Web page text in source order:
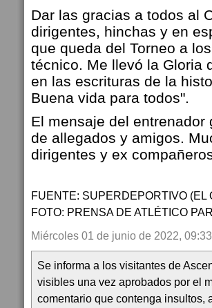
Dar las gracias a todos al
dirigentes, hinchas y en
que queda del Torneo a
técnico. Me llevó la Gloria
en las escrituras de la
Buena vida para todos".
El mensaje del
de allegados y amigos.
dirigentes y ex
FUENTE: SUPERDEPORTIVO (EL
FOTO: PRENSA DE ATLÉTICO
Miércoles 01 de junio de 2022, 09:33
Se informa a los visitantes de
visibles una vez aprobados por el
comentario que contenga insultos,